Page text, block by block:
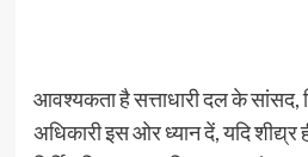
आवश्यकता है सत्ताधारी दल के
अधिकारी इस ओर ध्यान दें, यदि